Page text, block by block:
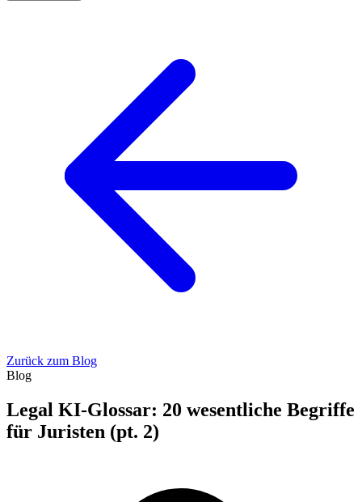
Zurück zum Blog
Blog
Legal KI-Glossar: 20 wesentliche Begriffe
für Juristen (pt. 2)